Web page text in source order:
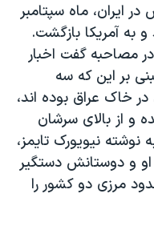
ايران، ماه سپتامبر
و به آمريکا بازگشت.
مصاحبه گفت اخبار
بر اين که سه
خاک عراق بوده اند،
و از بالای سرشان
نيويورک تايمز،
و دوستانش دستگير
مرزی دو کشور را